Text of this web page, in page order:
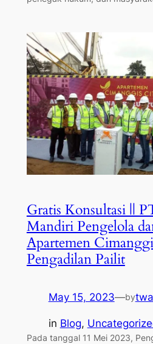
Gratis Konsultasi ||
Mandiri Pengelola
Apartemen
Pengadilan Pailit
May 15, 2023—by
in Blog,
Pada tanggal 11 Mei 2023,